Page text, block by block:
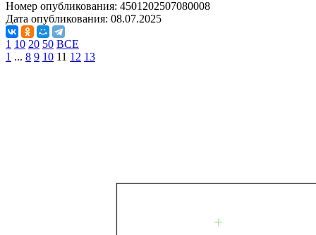
Номер опубликования: 4501202507080008
Дата опубликования: 08.07.2025
1 10 20 50 ВСЕ
1 ... 8 9 10 11 12 13